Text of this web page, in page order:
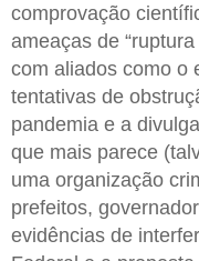
comprovação
ameaças de
com aliados como o
tentativas de
pandemia e a
que mais parece
uma organização
prefeitos,
evidências de